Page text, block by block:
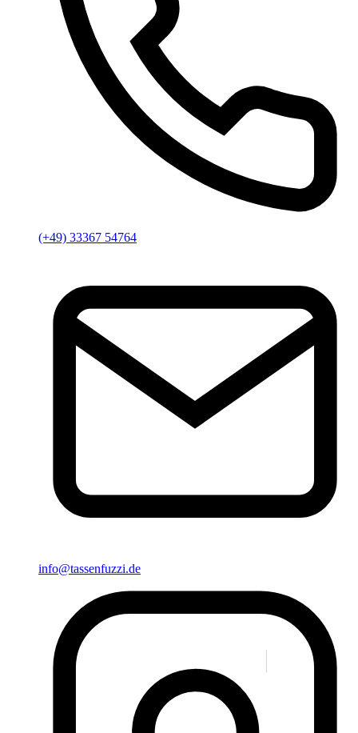
(+49) 33367 54764
info@tassenfuzzi.de